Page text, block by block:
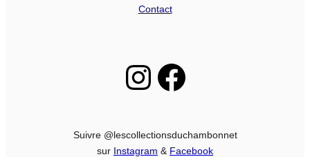
Contact
Instagram Facebook
Suivre @lescollectionsduchambonnet
sur Instagram & Facebook